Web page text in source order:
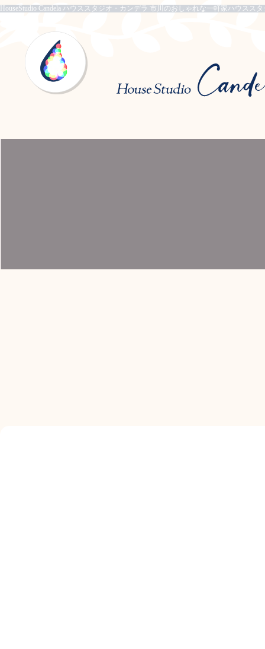
HouseStudio Candela ハウススタジオ・カンデラ 市川のおしゃれな一軒家ハウスス